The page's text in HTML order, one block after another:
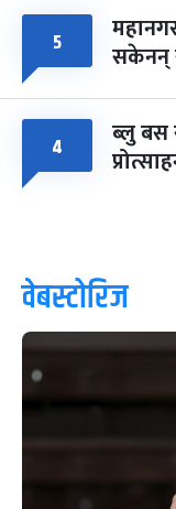
५ सकेनन्
४ ब्लु बस
वेबस्टोरिज